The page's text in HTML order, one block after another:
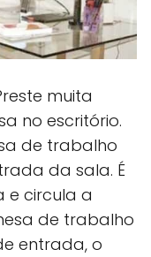
muita
no escritório.
de trabalho
da sala. É
e circula a
de trabalho
entrada, o